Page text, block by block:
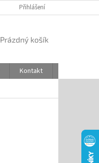
Přihlášení
NÁKUPNÍ
Prázdný košík
Kontakt